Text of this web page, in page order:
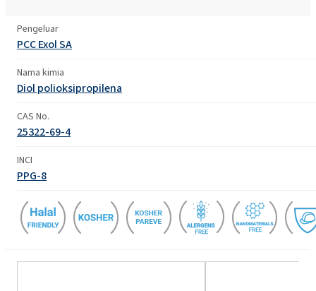
Pengeluar
PCC Exol SA
Nama kimia
Diol polioksipropilena
CAS No.
25322-69-4
INCI
PPG-8